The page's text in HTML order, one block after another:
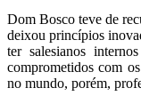
Dom Bosco teve de
deixou princípios
ter salesianos
comprometidos com
no mundo, porém,